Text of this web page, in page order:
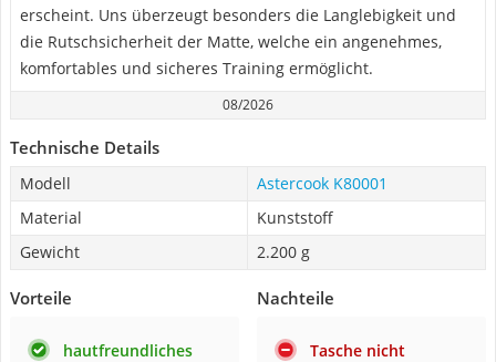
erscheint. Uns überzeugt besonders die Langlebigkeit und
die Rutschsicherheit der Matte, welche ein angenehmes,
komfortables und sicheres Training ermöglicht.
08/2026
Technische Details
Modell
Astercook K80001
Material
Kunststoff
Gewicht
2.200 g
Vorteile
hautfreundliches
Nachteile
Tasche nicht